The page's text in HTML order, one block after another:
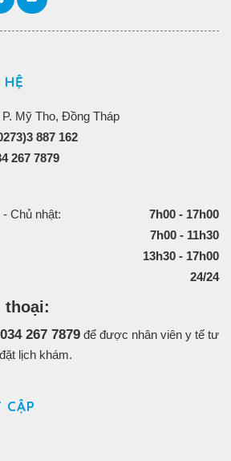
Mỹ Tho, Đồng Tháp
887 162
267 7879
Chủ nhật:
7h00 - 17h00
7h00 - 11h30
13h30 - 17h00
24/24
thoại:
034 267 7879 để được nhân viên y tế tư
lịch khám.
CẬP